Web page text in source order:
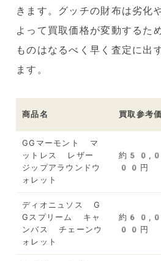
きます。グッチの財布は劣化
よって買取価格が変動するた
ものはなるべく早く査定に出
ます。
商品名 買取参考
GGマーモント マ
ットレス レザー
ジップアラウンドウ
ォレット
約
00円
ディオニュソス G
Gスプリーム キャ
ンバス チェーンウ
ォレット
約
00円